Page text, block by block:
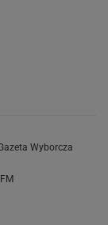
Wyborcza